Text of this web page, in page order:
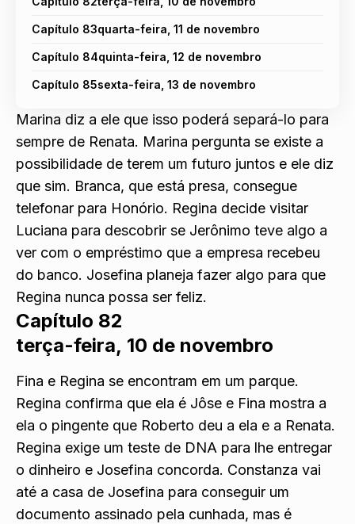
Capítulo 83quarta-feira, 11 de novembro
Capítulo 84quinta-feira, 12 de novembro
Capítulo 85sexta-feira, 13 de novembro
Marina diz a ele que isso poderá separá-lo para
sempre de Renata. Marina pergunta se existe a
possibilidade de terem um futuro juntos e ele diz
que sim. Branca, que está presa, consegue
telefonar para Honório. Regina decide visitar
Luciana para descobrir se Jerônimo teve algo a
ver com o empréstimo que a empresa recebeu
do banco. Josefina planeja fazer algo para que
Regina nunca possa ser feliz.
Capítulo 82
terça-feira, 10 de novembro
Fina e Regina se encontram em um parque.
Regina confirma que ela é Jôse e Fina mostra a
ela o pingente que Roberto deu a ela e a Renata.
Regina exige um teste de DNA para lhe entregar
o dinheiro e Josefina concorda. Constanza vai
até a casa de Josefina para conseguir um
documento assinado pela cunhada, mas é